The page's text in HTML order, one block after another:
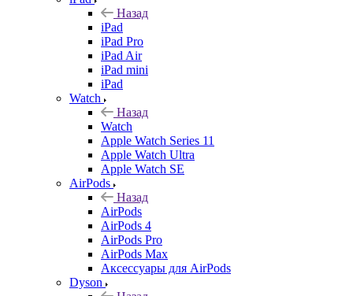
Назад
iPad
iPad Pro
iPad Air
iPad mini
iPad
Watch
Назад
Watch
Apple Watch Series 11
Apple Watch Ultra
Apple Watch SE
AirPods
Назад
AirPods
AirPods 4
AirPods Pro
AirPods Max
Аксессуары для AirPods
Dyson